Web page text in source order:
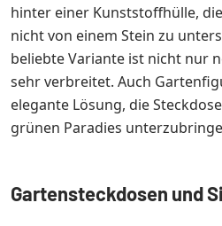
hinter einer Kunststoffhülle,
nicht von einem Stein zu
beliebte Variante ist nicht nur
sehr verbreitet. Auch
elegante Lösung, die
grünen Paradies
Gartensteckdosen und